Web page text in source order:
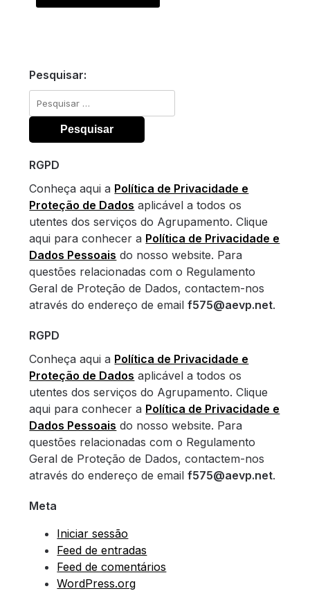
Pesquisar:
Pesquisar
por:
RGPD
Conheça aqui a Política de Privacidade e
Proteção de Dados aplicável a todos os
utentes dos serviços do Agrupamento. Clique
aqui para conhecer a Política de Privacidade e
Dados Pessoais do nosso website. Para
questões relacionadas com o Regulamento
Geral de Proteção de Dados, contactem-nos
através do endereço de emailf575@aevp.net.
RGPD
Conheça aqui a Política de Privacidade e
Proteção de Dados aplicável a todos os
utentes dos serviços do Agrupamento. Clique
aqui para conhecer a Política de Privacidade e
Dados Pessoais do nosso website. Para
questões relacionadas com o Regulamento
Geral de Proteção de Dados, contactem-nos
através do endereço de emailf575@aevp.net.
Meta
Iniciar sessão
Feed de entradas
Feed de comentários
WordPress.org